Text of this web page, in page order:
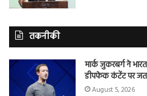
तकनीकी
मार्क जुकरबर्ग ने
डीपफेक कंटेंट पर
August 5, 2026